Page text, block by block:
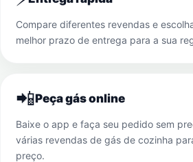
Compare diferentes revendas e
melhor prazo de entrega para a sua
📲Peça gás online
Baixe o app e faça seu pedido sem
várias revendas de gás de cozinha
preço.